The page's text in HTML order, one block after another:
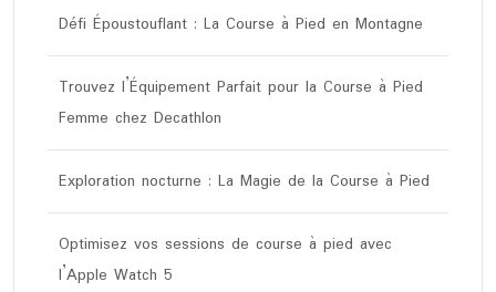
Défi Époustouflant : La Course à Pied en Montagne
Trouvez l’Équipement Parfait pour la Course à Pied
Femme chez Decathlon
Exploration nocturne : La Magie de la Course à Pied
Optimisez vos sessions de course à pied avec
l’Apple Watch 5